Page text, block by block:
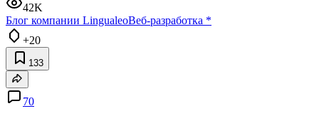
42K
Блог компании LingualeoВеб-разработка *
+20
133
70